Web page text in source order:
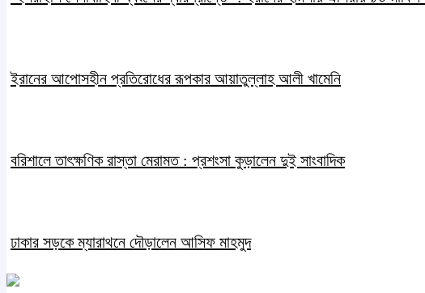
ইরানের আপোসহীন প্রতিরোধের রূপকার আয়াতুল্লাহ আলী খামেনি
বরিশালে তাৎক্ষণিক রাস্তা মেরামত : প্রশংসা কুড়ালেন দুই সাংবাদিক
ঢাকার সড়কে ম্যারাথনে দৌড়ালেন আসিফ মাহমুদ